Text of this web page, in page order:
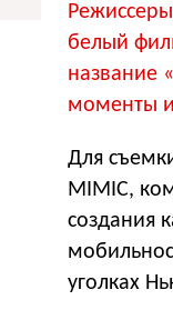
белый
название
моменты
Для
MIMIC,
создания
уголках